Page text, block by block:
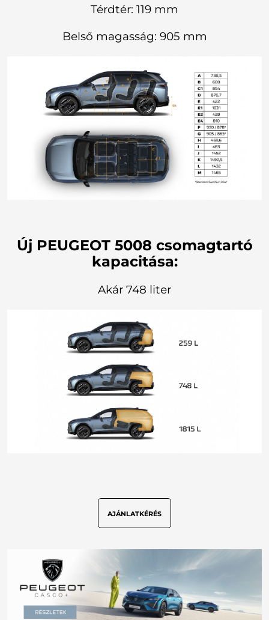
Térdtér: 119 mm
Belső magasság: 905 mm
Új PEUGEOT 5008 csomagtartó
kapacitása:
Akár 748 liter
AJÁNLATKÉRÉS